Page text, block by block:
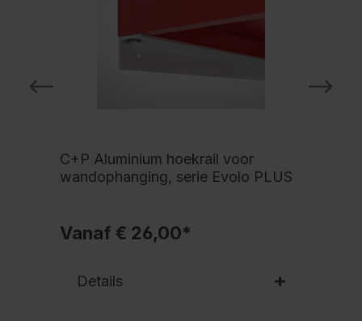
C+P Aluminium hoekrail voor
wandophanging, serie Evolo PLUS
Vanaf € 26,00*
Details